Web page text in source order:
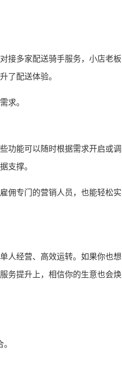
接多家配送骑手服务，小店老
了配送体验。
求。
功能可以随时根据需求开启或
支撑。
佣专门的营销人员，也能轻松
人经营、高效运转。如果你也
务提升上，相信你的生意也会